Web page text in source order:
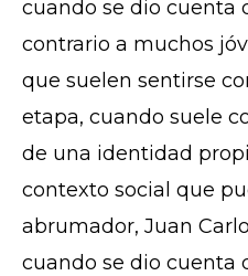
cuando se dio cuenta
contrario a muchos
que suelen sentirse
etapa, cuando suele
de una identidad
contexto social que
abrumador, Juan
cuando se dio cuenta